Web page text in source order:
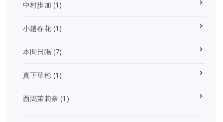
中村歩加 (1)
小越春花(1)
本間日陽(7)
真下華穂(1)
西潟茉莉奈 (1)